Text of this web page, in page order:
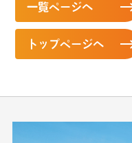
一覧ページへ
トップページへ